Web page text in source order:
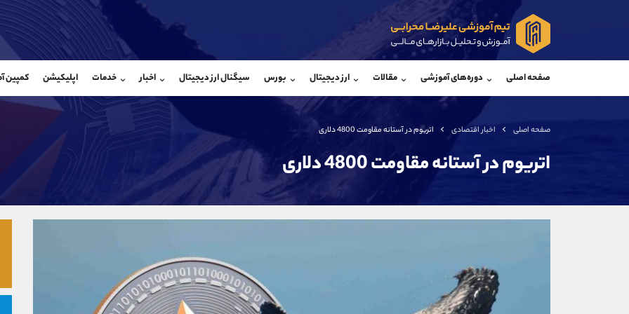
صفحه اصلی دوره‌های آموزشی مقالات ارز دیجیتال بورس سیگنال ارز دیجیتال اخبار خدمات اپلیکیشن کمپین
صفحه اصلی اخبار اقتصادی اتریوم در آستانه مقاومت 4800 دلاری
اتریوم در آستانه مقاومت 4800 دلاری
@Armteam_admin_104
واتساپ
@Armteam_admin_33
118
شروع
تلفن